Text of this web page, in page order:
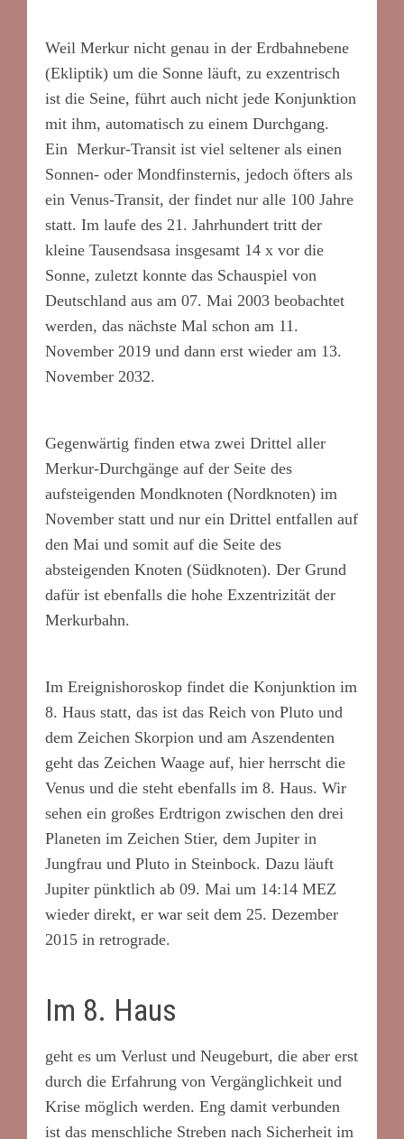
Weil Merkur nicht genau in der Erdbahnebene
(Ekliptik) um die Sonne läuft, zu exzentrisch
ist die Seine, führt auch nicht jede Konjunktion
mit ihm, automatisch zu einem Durchgang.
Ein Merkur-Transit ist viel seltener als einen
Sonnen- oder Mondfinsternis, jedoch öfters als
ein Venus-Transit, der findet nur alle 100 Jahre
statt. Im laufe des 21. Jahrhundert tritt der
kleine Tausendsasa insgesamt 14 x vor die
Sonne, zuletzt konnte das Schauspiel von
Deutschland aus am 07. Mai 2003 beobachtet
werden, das nächste Mal schon am 11.
November 2019 und dann erst wieder am 13.
November 2032.
Gegenwärtig finden etwa zwei Drittel aller
Merkur-Durchgänge auf der Seite des
aufsteigenden Mondknoten (Nordknoten) im
November statt und nur ein Drittel entfallen auf
den Mai und somit auf die Seite des
absteigenden Knoten (Südknoten). Der Grund
dafür ist ebenfalls die hohe Exzentrizität der
Merkurbahn.
Im Ereignishoroskop findet die Konjunktion im
8. Haus statt, das ist das Reich von Pluto und
dem Zeichen Skorpion und am Aszendenten
geht das Zeichen Waage auf, hier herrscht die
Venus und die steht ebenfalls im 8. Haus. Wir
sehen ein großes Erdtrigon zwischen den drei
Planeten im Zeichen Stier, dem Jupiter in
Jungfrau und Pluto in Steinbock. Dazu läuft
Jupiter pünktlich ab 09. Mai um 14:14 MEZ
wieder direkt, er war seit dem 25. Dezember
2015 in retrograde.
Im 8. Haus
geht es um Verlust und Neugeburt, die aber erst
durch die Erfahrung von Vergänglichkeit und
Krise möglich werden. Eng damit verbunden
ist das menschliche Streben nach Sicherheit im